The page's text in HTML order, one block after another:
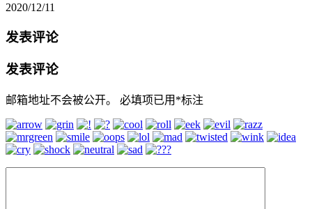
2020/12/11
发表评论
发表评论
邮箱地址不会被公开。 必填项已用 *标注